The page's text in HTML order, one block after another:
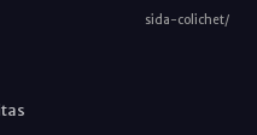
sida-colichet/